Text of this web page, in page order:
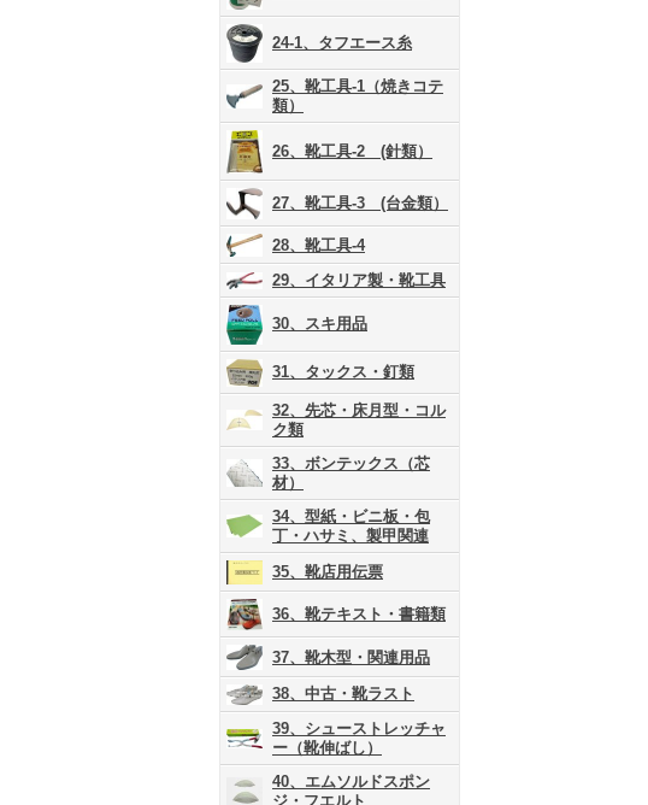
24-1、タフエース糸
25、靴工具-1（焼きコテ
類）
26、靴工具-2 (針類）
27、靴工具-3 (台金類）
28、靴工具-4
29、イタリア製・靴工具
30、スキ用品
31、タックス・釘類
32、先芯・床月型・コル
ク類
33、ボンテックス（芯
材）
34、型紙・ビニ板・包
丁・ハサミ、製甲関連
35、靴店用伝票
36、靴テキスト・書籍類
37、靴木型・関連用品
38、中古・靴ラスト
39、シューストレッチャ
ー（靴伸ばし）
40、エムソルドスポン
ジ・フエルト